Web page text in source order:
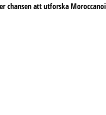
chansen att utforska